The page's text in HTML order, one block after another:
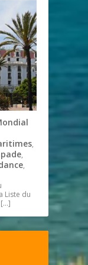
,
,
,
Liste du
[…]